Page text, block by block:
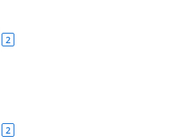
2Artikel gefunden
2Artikel gefunden